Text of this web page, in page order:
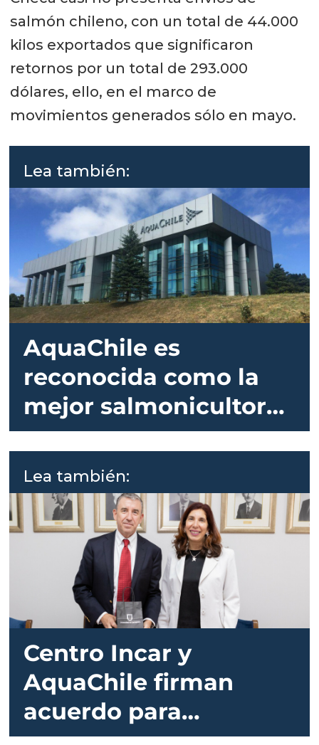
salmón chileno, con un total de 44.000
kilos exportados que significaron
retornos por un total de 293.000
dólares, ello, en el marco de
movimientos generados sólo en mayo.
Lea también:
AquaChile es
reconocida como la
mejor salmonicultora
pagadora a Pymes
Lea también:
Centro Incar y
AquaChile firman
acuerdo para